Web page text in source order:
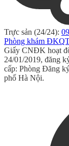
Trực sản (24/24):
Phòng khám
Giấy CNĐK hoạt
24/01/2019, đăng
cấp: Phòng Đăng
phố Hà Nội.